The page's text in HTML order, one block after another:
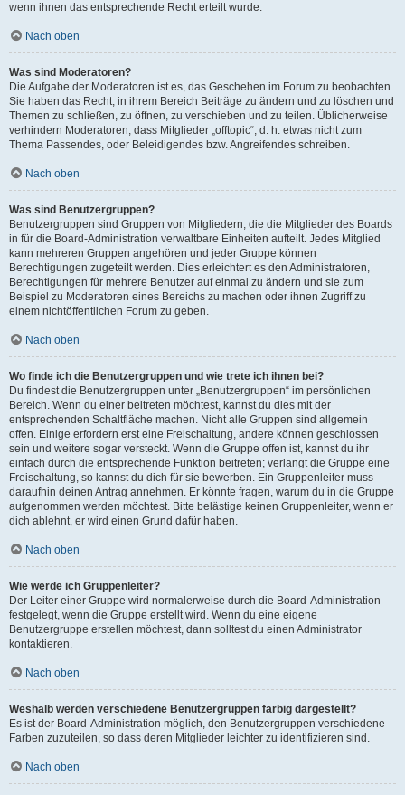
wenn ihnen das entsprechende Recht erteilt wurde.
Nach oben
Was sind Moderatoren?
Die Aufgabe der Moderatoren ist es, das Geschehen im Forum zu beobachten.
Sie haben das Recht, in ihrem Bereich Beiträge zu ändern und zu löschen und
Themen zu schließen, zu öffnen, zu verschieben und zu teilen. Üblicherweise
verhindern Moderatoren, dass Mitglieder „offtopic“, d. h. etwas nicht zum
Thema Passendes, oder Beleidigendes bzw. Angreifendes schreiben.
Nach oben
Was sind Benutzergruppen?
Benutzergruppen sind Gruppen von Mitgliedern, die die Mitglieder des Boards
in für die Board-Administration verwaltbare Einheiten aufteilt. Jedes Mitglied
kann mehreren Gruppen angehören und jeder Gruppe können
Berechtigungen zugeteilt werden. Dies erleichtert es den Administratoren,
Berechtigungen für mehrere Benutzer auf einmal zu ändern und sie zum
Beispiel zu Moderatoren eines Bereichs zu machen oder ihnen Zugriff zu
einem nichtöffentlichen Forum zu geben.
Nach oben
Wo finde ich die Benutzergruppen und wie trete ich ihnen bei?
Du findest die Benutzergruppen unter „Benutzergruppen“ im persönlichen
Bereich. Wenn du einer beitreten möchtest, kannst du dies mit der
entsprechenden Schaltfläche machen. Nicht alle Gruppen sind allgemein
offen. Einige erfordern erst eine Freischaltung, andere können geschlossen
sein und weitere sogar versteckt. Wenn die Gruppe offen ist, kannst du ihr
einfach durch die entsprechende Funktion beitreten; verlangt die Gruppe eine
Freischaltung, so kannst du dich für sie bewerben. Ein Gruppenleiter muss
daraufhin deinen Antrag annehmen. Er könnte fragen, warum du in die Gruppe
aufgenommen werden möchtest. Bitte belästige keinen Gruppenleiter, wenn er
dich ablehnt, er wird einen Grund dafür haben.
Nach oben
Wie werde ich Gruppenleiter?
Der Leiter einer Gruppe wird normalerweise durch die Board-Administration
festgelegt, wenn die Gruppe erstellt wird. Wenn du eine eigene
Benutzergruppe erstellen möchtest, dann solltest du einen Administrator
kontaktieren.
Nach oben
Weshalb werden verschiedene Benutzergruppen farbig dargestellt?
Es ist der Board-Administration möglich, den Benutzergruppen verschiedene
Farben zuzuteilen, so dass deren Mitglieder leichter zu identifizieren sind.
Nach oben